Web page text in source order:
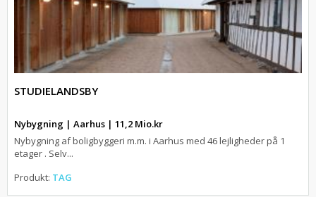
STUDIELANDSBY
Nybygning | Aarhus | 11,2 Mio.kr
Nybygning af boligbyggeri m.m. i Aarhus med 46 lejligheder på 1
etager . Selv...
Produkt: TAG